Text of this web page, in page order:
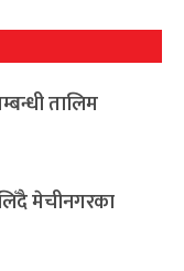
तालिम
मेचीनगरका